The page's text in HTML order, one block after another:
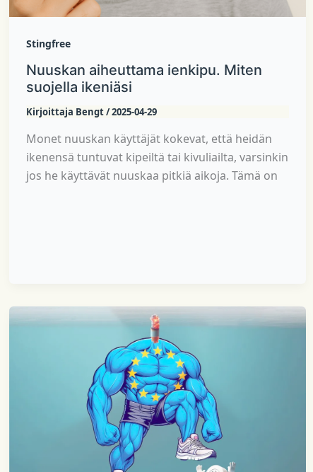
Stingfree
Nuuskan aiheuttama ienkipu. Miten
suojella ikeniäsi
Kirjoittaja Bengt/2025-04-29
Monet nuuskan käyttäjät kokevat, että heidän
ikenensä tuntuvat kipeiltä tai kivuliailta, varsinkin
jos he käyttävät nuuskaa pitkiä aikoja. Tämä on